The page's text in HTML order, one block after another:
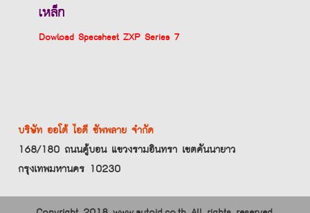
เหล็ก
Dowload Specsheet ZXP Series 7
บริษัท ออโต้ ไอดี ซัพพลาย จำกัด
168/180 ถนนคู้บอน แขวงรามอินทรา เขตคันนายาว
กรุงเทพมหานคร 10230